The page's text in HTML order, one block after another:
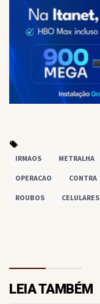
IRMAOS METRALHA
OPERACAO CONTRA
ROUBOS CELULARES
LEIA TAMBÉM